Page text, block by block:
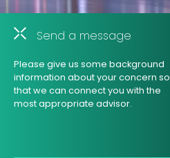
Send a message
Please give us some background
information about your concern so
that we can connect you with the
most appropriate advisor.